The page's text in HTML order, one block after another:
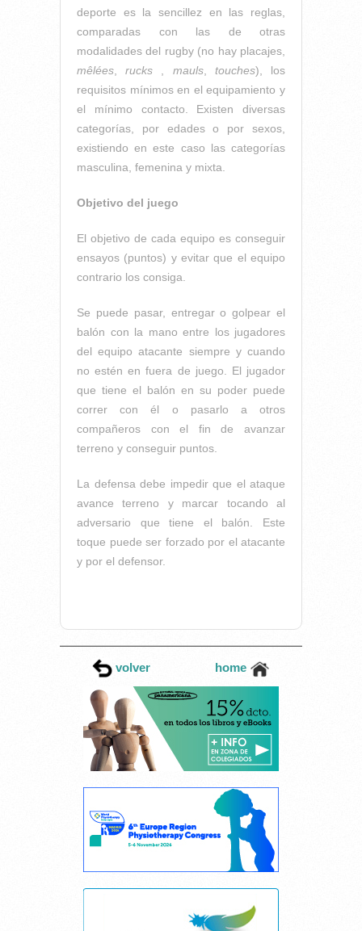
deporte es la sencillez en las reglas,
comparadas con las de otras
modalidades del rugby (no hay placajes,
mêlées ,rucks mauls, touches), los
requisitos mínimos en el equipamiento y
el mínimo contacto. Existen diversas
categorías, por edades o por sexos,
existiendo en este caso las categorías
masculina, femenina y mixta.
Objetivo del juego
El objetivo de cada equipo es conseguir
ensayos (puntos) y evitar que el equipo
contrario los consiga.
Se puede pasar, entregar o golpear el
balón con la mano entre los jugadores
del equipo atacante siempre y cuando
no estén en fuera de juego. El jugador
que tiene el balón en su poder puede
correr con él o pasarlo a otros
compañeros con el fin de avanzar
terreno y conseguir puntos.
La defensa debe impedir que el ataque
avance terreno y marcar tocando al
adversario que tiene el balón. Este
toque puede ser forzado por el atacante
y por el defensor.
volver home